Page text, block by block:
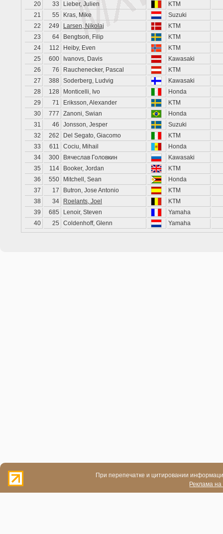
20
33 Lieber, Julien
KTM
21
55 Kras, Mike
Suzuki
22
249 Larsen, Nikolaj
KTM
23
64 Bengtson, Filip
KTM
24
112 Heiby, Even
KTM
25
600 Ivanovs, Davis
Kawasaki
26
76 Rauchenecker, Pascal
KTM
27
388 Soderberg, Ludvig
Kawasaki
28
128 Monticelli, Ivo
Honda
29
71 Eriksson, Alexander
KTM
30
777 Zanoni, Swian
Honda
31
46 Jonsson, Jesper
Suzuki
32
262 Del Segato, Giacomo
KTM
33
611 Cociu, Mihail
Honda
34
300 Вячеслав Головкин
Kawasaki
35
114 Booker, Jordan
KTM
36
550 Mitchell, Sean
Honda
37
17 Butron, Jose Antonio
KTM
38
34 Roelants, Joel
KTM
39
685 Lenoir, Steven
Yamaha
40
25 Coldenhoff, Glenn Yamaha
При перепечатке и цитировании
Реклама на